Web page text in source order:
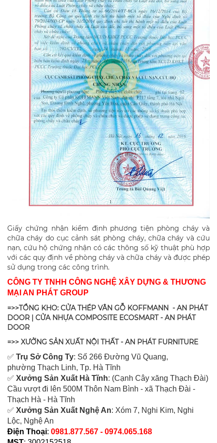
Giấy chứng nhận kiểm định phương tiện phòng cháy và
chữa cháy do cục cảnh sát phòng cháy, chữa cháy và cứu
nạn, cứu hộ chứng nhận có các thông số kỹ thuật phù hợp
với các quy định về phòng cháy và chữa cháy và được phép
sử dụng trong các công trình.
CÔNG TY TNHH CÔNG NGHỆ XÂY DỰNG & THƯƠNG
MẠI AN PHÁT GROUP
=>>TỔNG KHO: CỬA THÉP VÂN GỖ KOFFMANN - AN PHÁT
DOOR | CỬA NHỰA COMPOSITE ECOSMART - AN PHÁT
DOOR
=>> XƯỞNG SẢN XUẤT NỘI THẤT - AN PHÁT FURNITURE
✅ Trụ Sở Công Ty: Số 266 Đường Vũ Quang,
phường Thạch Linh, Tp. Hà Tĩnh
✅ Xưởng Sản Xuất Hà Tĩnh: (Cạnh Cây xăng Thạch Đài)
Cầu vượt đi lên 500M Thôn Nam Bình - xã Thạch Đài -
Thạch Hà - Hà Tĩnh
✅ Xưởng Sản Xuất Nghệ An: Xóm 7, Nghi Kim, Nghi
Lộc, Nghệ An
Điện Thoại: 0981.877.567 - 0974.065.168